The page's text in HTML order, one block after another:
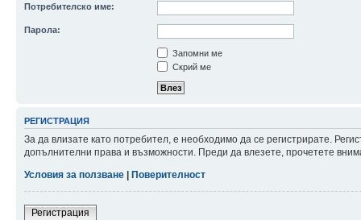
Потребителско име:
Парола:
Запомни ме
Скрий ме
РЕГИСТРАЦИЯ
За да влизате като потребител, е необходимо да се регистрирате.
допълнителни права и възможности. Преди да влезете, прочетете
Условия за ползване
Поверителност
Регистрация